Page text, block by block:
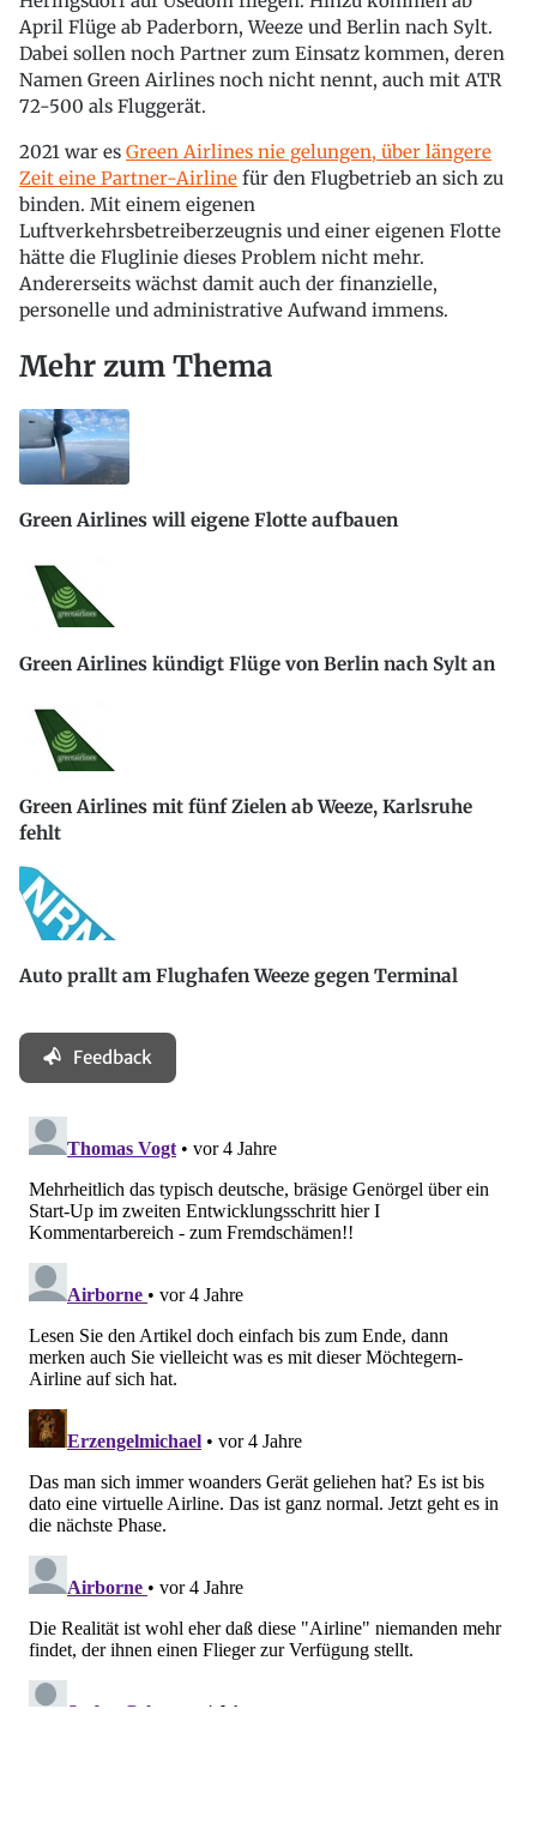
April Flüge ab Paderborn, Weeze und Berlin nach Sylt.
Dabei sollen noch Partner zum Einsatz kommen, deren
Namen Green Airlines noch nicht nennt, auch mit ATR
72-500 als Fluggerät.
2021 war es Green Airlines nie gelungen, über längere
Zeit eine Partner-Airline für den Flugbetrieb an sich zu
binden. Mit einem eigenen
Luftverkehrsbetreiberzeugnis und einer eigenen Flotte
hätte die Fluglinie dieses Problem nicht mehr.
Andererseits wächst damit auch der finanzielle,
personelle und administrative Aufwand immens.
Mehr zum Thema
Green Airlines will eigene Flotte aufbauen
Green Airlines kündigt Flüge von Berlin nach Sylt an
Green Airlines mit fünf Zielen ab Weeze, Karlsruhe
fehlt
Auto prallt am Flughafen Weeze gegen Terminal
Feedback